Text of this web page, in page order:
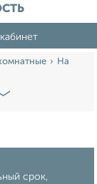
На
срок,